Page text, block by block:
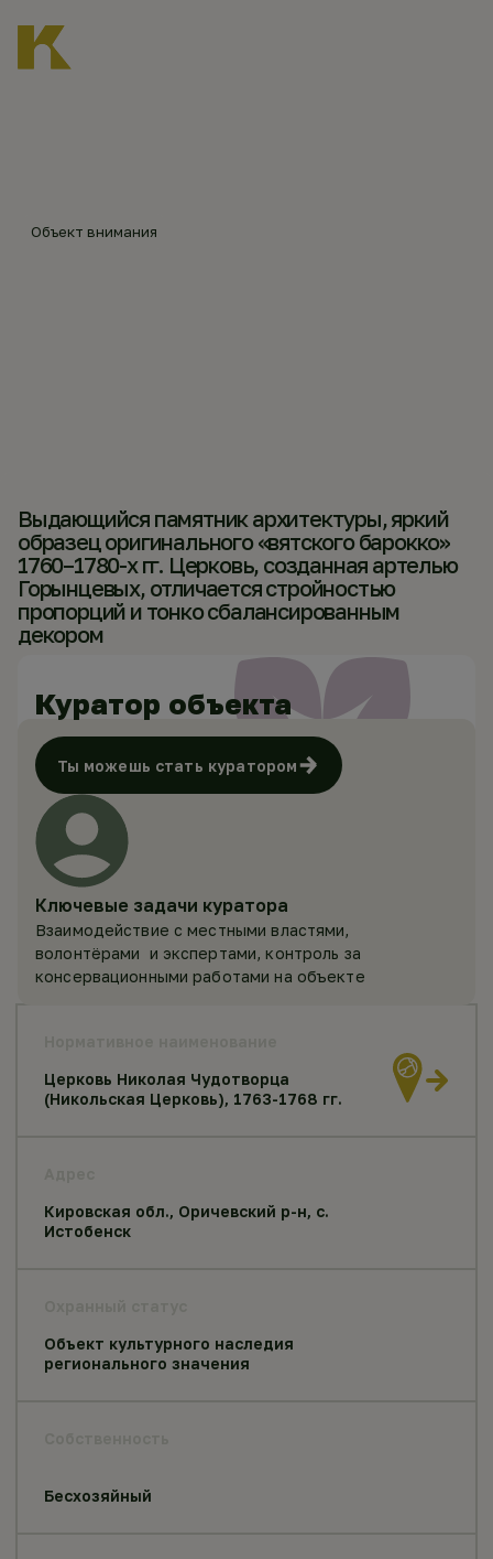
Объект внимания
Выдающийся памятник архитектуры, яркий
образец оригинального «вятского барокко»
1760–1780-х гг. Церковь, созданная артелью
Горынцевых, отличается стройностью
пропорций и тонко сбалансированным
декором
Церковь Николая Чудотворца
(Никольская Церковь), 1763-1768 гг.
Кировская обл., Оричевский р-н, с.
Истобенск
Объект культурного наследия
регионального значения
Бесхозяйный
Куратор объекта
Ты можешь стать куратором
Ключевые задачи куратора
Взаимодействие с местными властями,
волонтёрами и экспертами, контроль за
консервационными работами на объекте